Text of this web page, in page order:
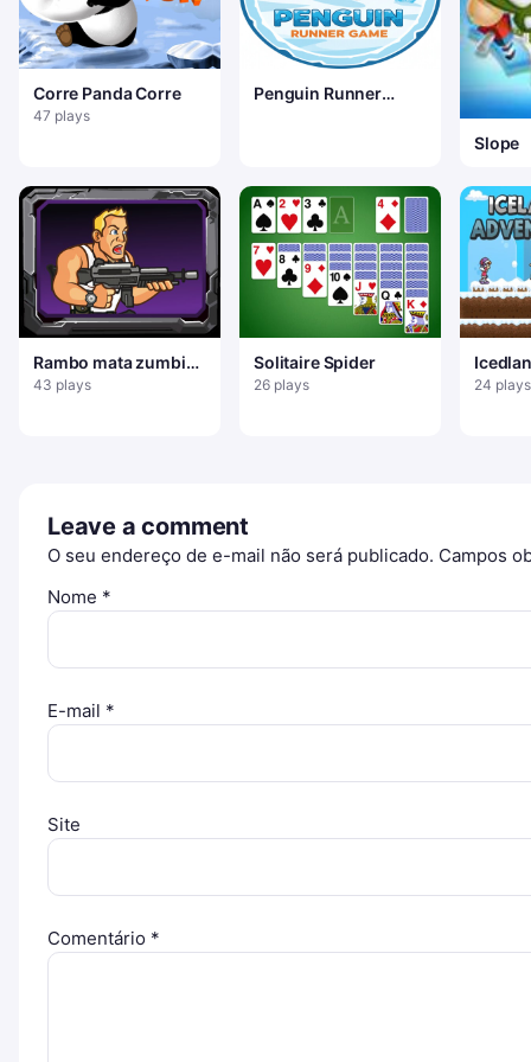
Corre Panda Corre
47 plays
Penguin Runner
Slope
Rambo mata zumbis
de natal
43 plays
Solitaire Spider
26 plays 24 plays
Leave a comment
O seu endereço de e-mail não será publicado. Campos
Nome *
E-mail *
Site
Comentário *